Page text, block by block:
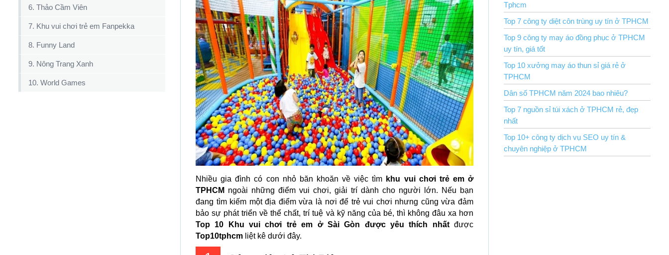
6. Thảo Cầm Viên
7. Khu vui chơi trẻ em Fanpekka
8. Funny Land
9. Nông Trang Xanh
10. World Games
Nhiều gia đình có con nhỏ băn khoăn về việc tìm khu vui chơi trẻ em ở
TPHCM ngoài những điểm vui chơi, giải trí dành cho người lớn. Nếu bạn
đang tìm kiếm một địa điểm vừa là nơi để trẻ vui chơi nhưng cũng vừa đảm
bảo sự phát triển về thể chất, trí tuệ và kỹ năng của bé, thì không đâu xa hơn
Top 10 Khu vui chơi trẻ em ở Sài Gòn được yêu thích nhấtđược
Top10tphcm liệt kê dưới đây.
Tphcm
Top 7 công ty diệt côn trùng uy tín ở TPHCM
Top 9 công ty may áo đồng phục ở TPHCM
uy tín, giá tốt
Top 10 xưởng may áo thun sỉ giá rẻ ở
TPHCM
Dân số TPHCM năm 2024 bao nhiêu?
Top 7 nguồn sỉ túi xách ở TPHCM rẻ, đẹp
nhất
Top 10+ công ty dịch vụ SEO uy tín &
chuyên nghiệp ở TPHCM